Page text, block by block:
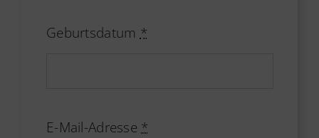
Geburtsdatum*
E-Mail-Adresse *